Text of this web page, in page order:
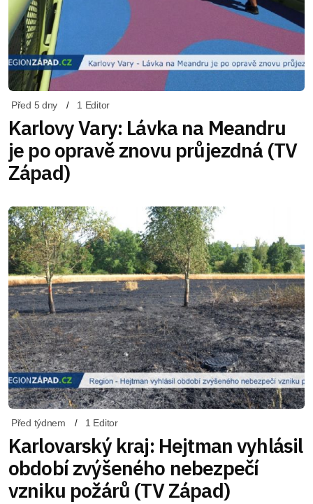
Před 5 dny 1 Editor
Karlovy Vary: Lávka na Meandru
je po opravě znovu průjezdná (TV
Západ)
Před týdnem 1 Editor
Karlovarský kraj: Hejtman vyhlásil
období zvýšeného nebezpečí
vzniku požárů (TV Západ)